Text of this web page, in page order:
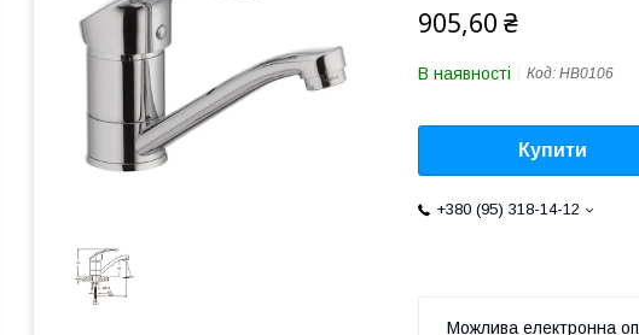
905,60 ₴
В наявності Код: HB0106
Купити
+380 (95) 318-14-12